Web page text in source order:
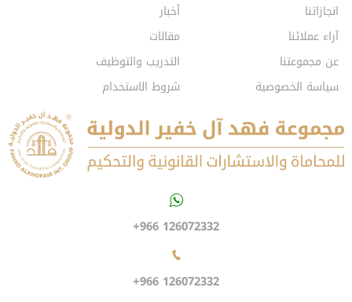
انجازاتنا
آراء عملائنا
عن مجموعتنا
سياسة الخصوصية
أخبار
مقالات
التدريب والتوظيف
شروط الاستخدام
+966 126072332
+966 126072332